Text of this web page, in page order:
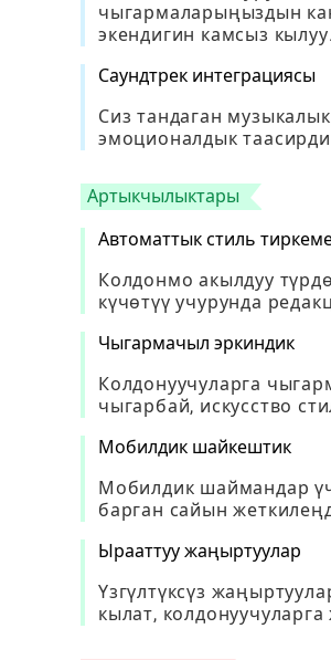
чыгармаларыңыздын
экендигин камсыз кылуу.
Саундтрек интеграциясы
Сиз тандаган
эмоционалдык
Артыкчылыктары
Автоматтык стиль
Колдонмо акылдуу
күчөтүү учурунда
Чыгармачыл эркиндик
Колдонуучуларга
чыгарбай, искусство
Мобилдик шайкештик
Мобилдик шаймандар
барган сайын
Ырааттуу жаңыртуулар
Үзгүлтүксүз
кылат,